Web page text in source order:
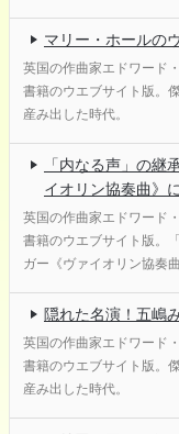
マリー・ホールの
英国の作曲家エドワード
書籍のウエブサイト版。
産み出した時代。
「内なる声」の
イオリン協奏曲》
英国の作曲家エドワード
書籍のウエブサイト版。
ガー《ヴァイオリン協奏
隠れた名演！五嶋
英国の作曲家エドワード
書籍のウエブサイト版。
産み出した時代。